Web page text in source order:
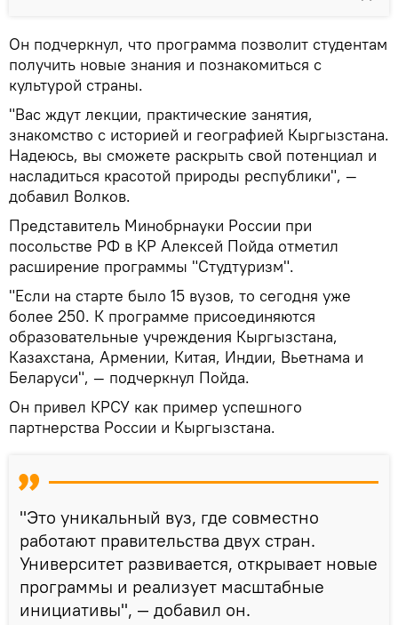
Он подчеркнул, что программа позволит студентам
получить новые знания и познакомиться с
культурой страны.
"Вас ждут лекции, практические занятия,
знакомство с историей и географией Кыргызстана.
Надеюсь, вы сможете раскрыть свой потенциал и
насладиться красотой природы республики", —
добавил Волков.
Представитель Минобрнауки России при
посольстве РФ в КР Алексей Пойда отметил
расширение программы "Студтуризм".
"Если на старте было 15 вузов, то сегодня уже
более 250. К программе присоединяются
образовательные учреждения Кыргызстана,
Казахстана, Армении, Китая, Индии, Вьетнама и
Беларуси", — подчеркнул Пойда.
Он привел КРСУ как пример успешного
партнерства России и Кыргызстана.
"Это уникальный вуз, где совместно
работают правительства двух стран.
Университет развивается, открывает новые
программы и реализует масштабные
инициативы", — добавил он.